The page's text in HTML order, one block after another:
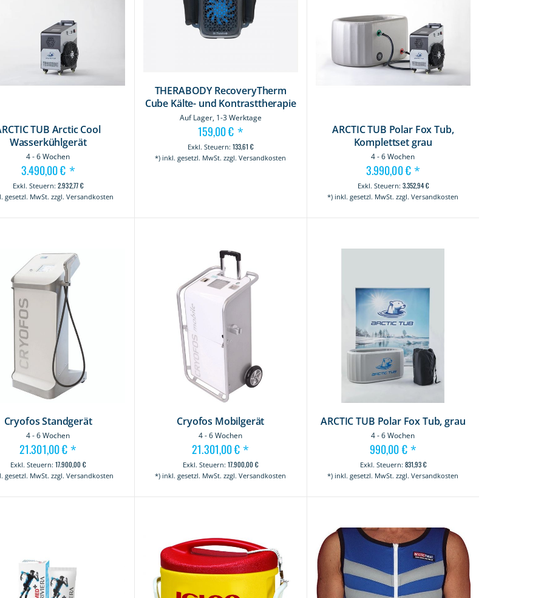
TUB Arctic Cool
Wasserkühlgerät
4 - 6 Wochen
3.490,00 € *
2.932,77 €
gesetzl. MwSt. zzgl. Versandkosten
THERABODY RecoveryTherm
Cube Kälte- und Kontrasttherapie
Auf Lager, 1-3 Werktage
159,00 € *
133,61 €
*) inkl. gesetzl. MwSt. zzgl. Versandkosten
ARCTIC TUB Polar Fox Tub,
Komplettset grau
4 - 6 Wochen
3.990,00 €*
3.352,94 €
*) inkl. gesetzl. MwSt. zzgl. Versandkosten
Cryofos Standgerät
4 - 6 Wochen
21.301,00 € *
17.900,00 €
gesetzl. MwSt. zzgl. Versandkosten
Cryofos Mobilgerät
4 - 6 Wochen
21.301,00 € *
17.900,00 €
*) inkl. gesetzl. MwSt. zzgl. Versandkosten
ARCTIC TUB Polar Fox Tub, grau
4 - 6 Wochen
990,00 €*
831,93 €
*) inkl. gesetzl. MwSt. zzgl. Versandkosten